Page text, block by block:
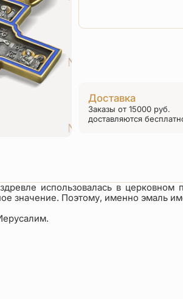
Доставка
Заказы от 15000 руб.
доставляются
использовалась в церковном
значение. Поэтому, именно эмаль